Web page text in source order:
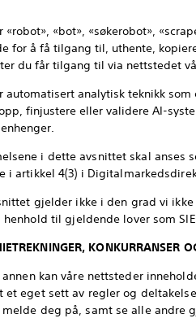
«robot», «bot», «søkerobot»,
for å få tilgang til, uthente,
du får tilgang til via nettstedet
automatisert analytisk teknikk
finjustere eller validere AI-
i dette avsnittet skal
i artikkel 4(3) i
gjelder ikke i den grad vi
henhold til gjeldende lover som
KONKURRANSER
kan våre nettsteder
et eget sett av regler og
deg på, samt se alle andre